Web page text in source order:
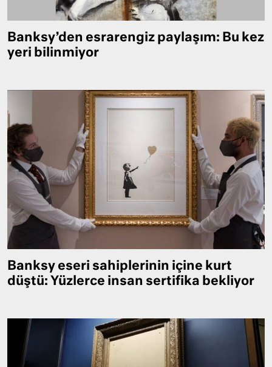
Banksy’den esrarengiz paylaşım: Bu kez
yeri bilinmiyor
Banksy eseri sahiplerinin içine kurt
düştü: Yüzlerce insan sertifika bekliyor